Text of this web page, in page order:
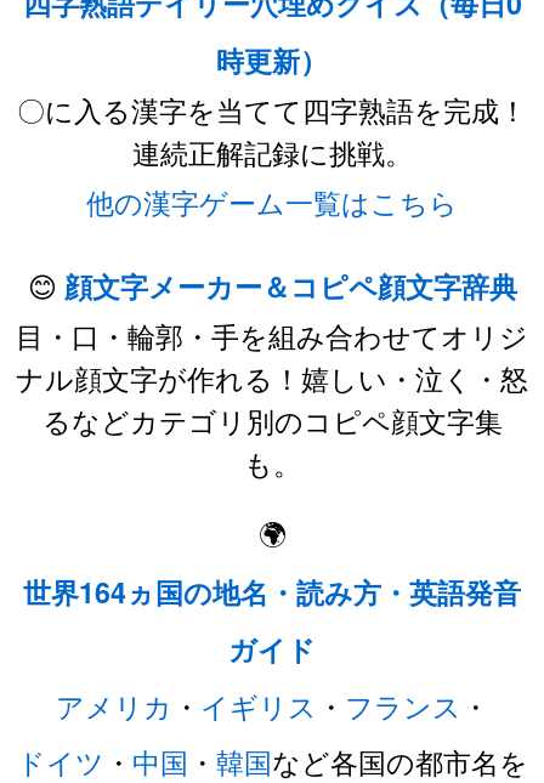
時更新）
〇に入る漢字を当てて四字熟語を完成！
連続正解記録に挑戦。
他の漢字ゲーム一覧はこちら
😊 顔文字メーカー＆コピペ顔文字辞典
目・口・輪郭・手を組み合わせてオリジ
ナル顔文字が作れる！嬉しい・泣く・怒
るなどカテゴリ別のコピペ顔文字集
も。
🌍
世界164ヵ国の地名・読み方・英語発音
ガイド
アメリカ ・ イギリス ・ フランス ・
ドイツ ・ 中国 ・ 韓国など各国の都市名を